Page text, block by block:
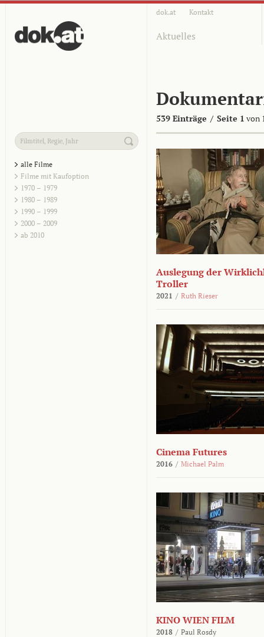
dok.at Kontakt
Aktuelles
539 Einträge / Seite 1 von
alle Filme
Filme mit Kaufoption
1970 – 1979
1980 – 1989
1990 – 1999
2000 – 2009
ab 2010
Auslegung der
Troller
2021 / Ruth Rieser
Cinema Futures
2016 / Michael Palm
KINO WIEN FILM
2018 / Paul Rosdy